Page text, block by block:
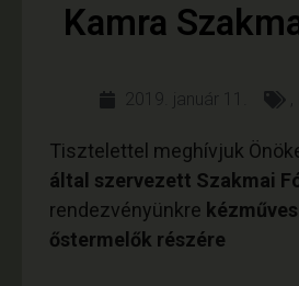
Kamra
2019. január 11. ,
Tisztelettel meghívjuk
által szervezett Szakmai
rendezvényünkre
őstermelők részére